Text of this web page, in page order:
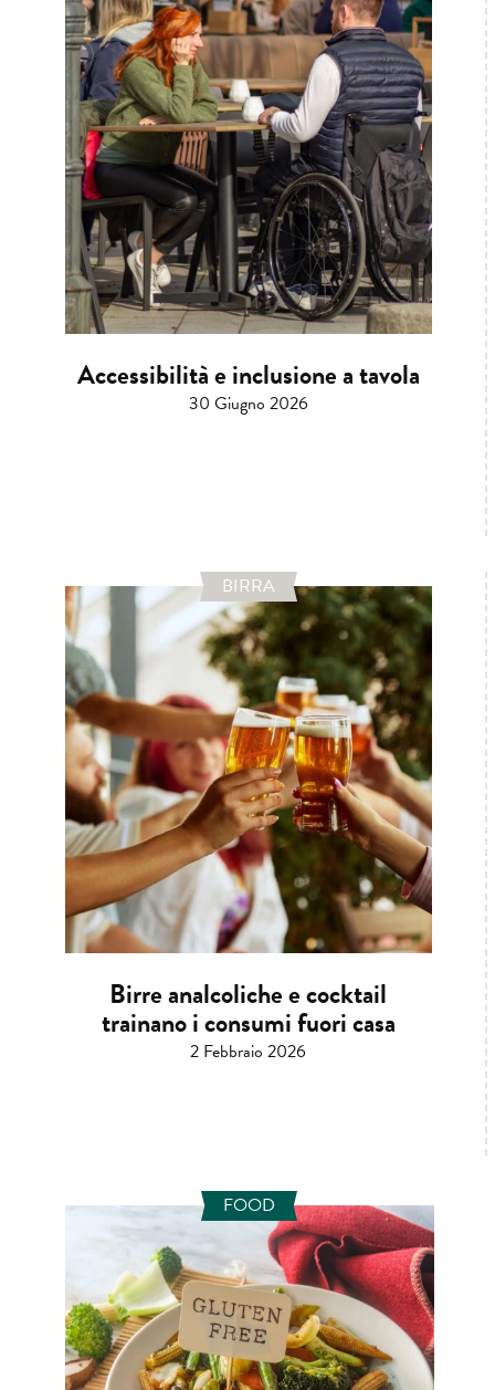
Accessibilità e inclusione a tavola
30 Giugno 2026
BIRRA
Birre analcoliche e cocktail
trainano i consumi fuori casa
2 Febbraio 2026
FOOD